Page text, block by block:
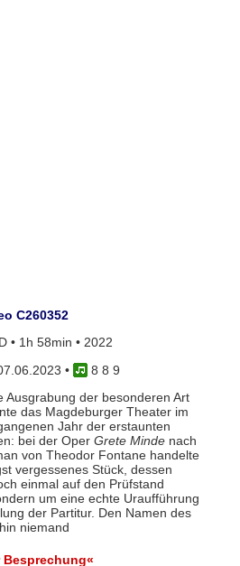
C260352
• 1h 58min • 2022
•
8 8 9
Ausgrabung der besonderen Art
das Magdeburger Theater im
Jahr der erstaunten
bei der Oper Grete Mindenach
von Theodor Fontane handelte
vergessenes Stück, dessen
einmal auf den Prüfstand
um eine echte Uraufführung
der Partitur. Den Namen des
niemand
Besprechung«